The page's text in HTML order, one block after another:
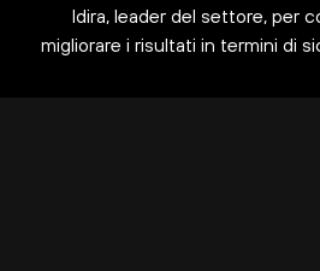
Idira, leader del settore, per
migliorare i risultati in termini di